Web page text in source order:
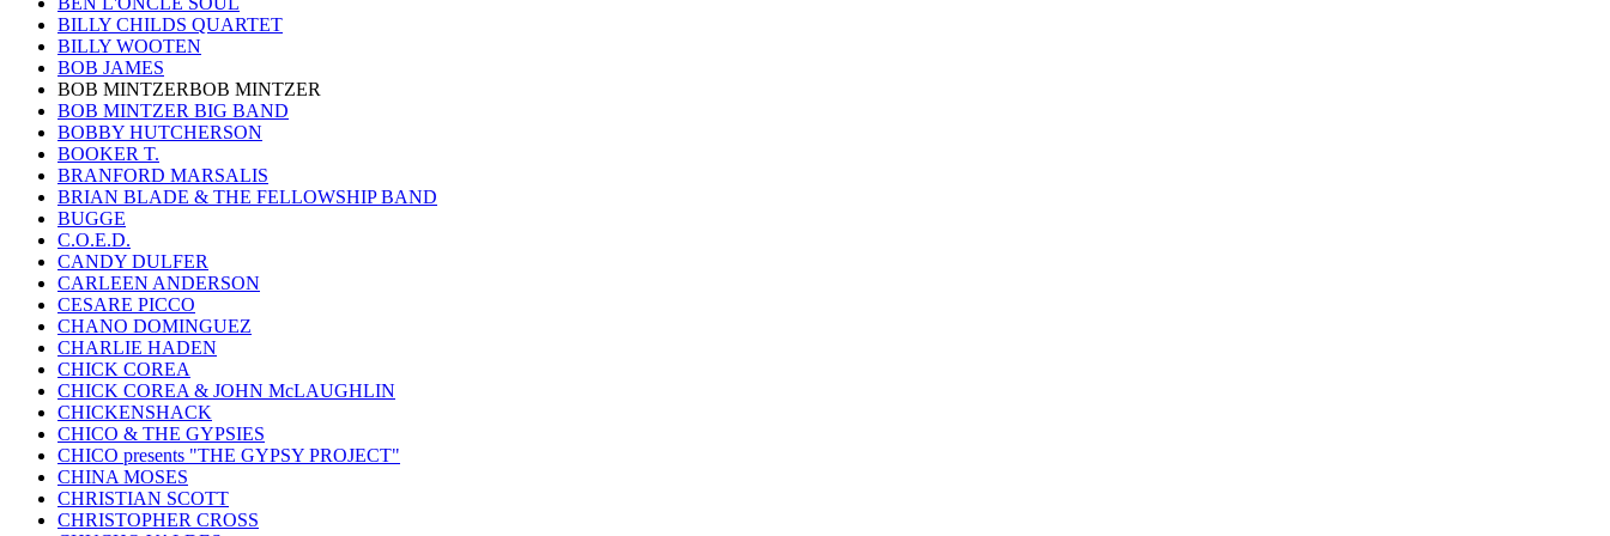
BILLY CHILDS QUARTET
BILLY WOOTEN
BOB JAMES
BOB MINTZERBOB MINTZER
BOB MINTZER BIG BAND
BOBBY HUTCHERSON
BOOKER T.
BRANFORD MARSALIS
BRIAN BLADE & THE FELLOWSHIP BAND
BUGGE
C.O.E.D.
CANDY DULFER
CARLEEN ANDERSON
CESARE PICCO
CHANO DOMINGUEZ
CHARLIE HADEN
CHICK COREA
CHICK COREA & JOHN McLAUGHLIN
CHICKENSHACK
CHICO & THE GYPSIES
CHICO presents "THE GYPSY PROJECT"
CHINA MOSES
CHRISTIAN SCOTT
CHRISTOPHER CROSS